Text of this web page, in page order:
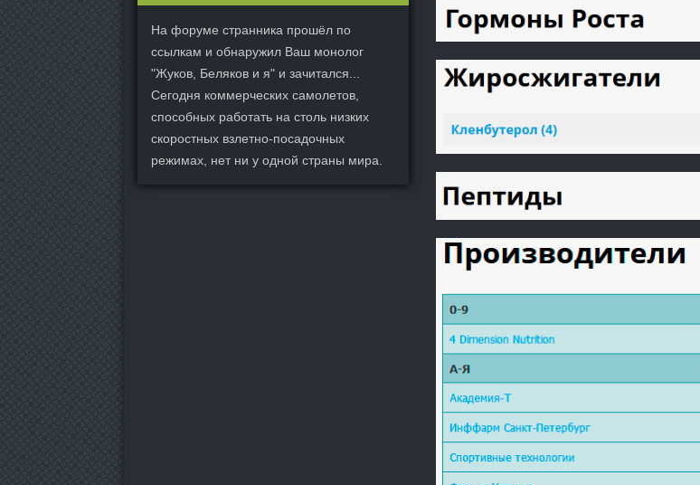
На форуме странника прошёл по
ссылкам и обнаружил Ваш монолог
"Жуков, Беляков и я" и зачитался...
Сегодня коммерческих самолетов,
способных работать на столь низких
скоростных взлетно-посадочных
режимах, нет ни у одной страны мира.